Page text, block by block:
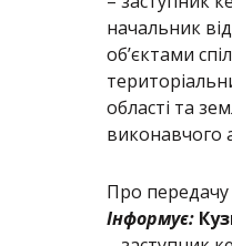
начальник
об’єктами
області та
виконавчого
Про передачу
Інформує: